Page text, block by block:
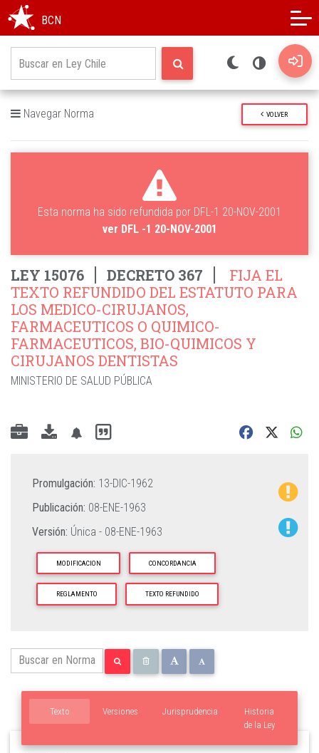
BCN
Navegar Norma VOLVER
Esta norma ha sido refundida por DFL-1 20-NOV-2001
ver DFL -1 20-NOV-2001
LEY 15076 DECRETO 367
FIJA EL
TEXTO REFUNDIDO DEL ESTATUTO PARA
LOS MEDICO-CIRUJANOS,
FARMACEUTICOS O QUIMICO-
FARMACEUTICOS, BIO-QUIMICOS Y
CIRUJANOS DENTISTAS
MINISTERIO DE SALUD PÚBLICA
Promulgación: 13-DIC-1962
Publicación: 08-ENE-1963
Versión: Única - 08-ENE-1963
MODIFICACION CONCORDANCIA
REGLAMENTO TEXTO REFUNDIDO
Texto Versiones Jurisprudencia
Historia
de la Ley